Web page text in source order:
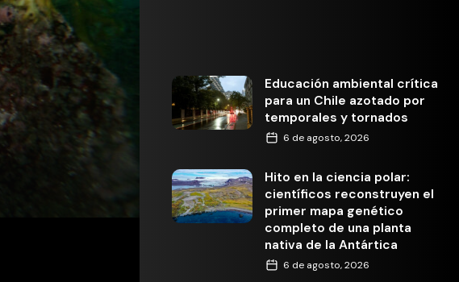
Educación ambiental crítica
para un Chile azotado por
temporales y tornados
6 de agosto, 2026
Hito en la ciencia polar:
científicos reconstruyen el
primer mapa genético
completo de una planta
nativa de la Antártica
6 de agosto, 2026